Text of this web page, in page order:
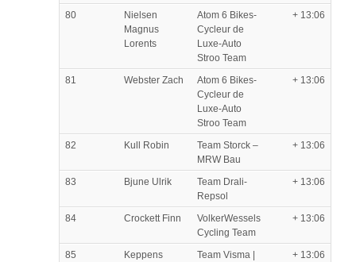
80
Nielsen
Magnus
Lorents
Atom 6 Bikes-
Cycleur de
Luxe-Auto
Stroo Team
+ 13:06
81 Webster Zach
Atom 6 Bikes-
Cycleur de
Luxe-Auto
Stroo Team
+ 13:06
82 Kull Robin
Team Storck –
MRW Bau
+ 13:06
83 Bjune Ulrik
Team Drali-
Repsol
+ 13:06
84 Crockett Finn
VolkerWessels
Cycling Team
+ 13:06
85
Keppens
Team Visma |
+ 13:06